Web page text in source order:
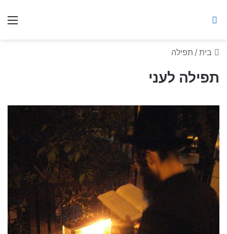
בית / תפילה
תפילה לעני